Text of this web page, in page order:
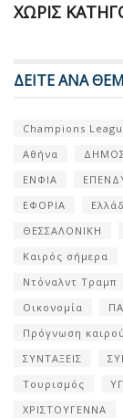
ΧΩΡΊΣ
ΔΕΙΤΕ ΑΝΑ
Champions
Αθήνα
ΕΝΦΙΑ
ΕΦΟΡΙΑ
ΘΕΣΣΑΛΟΝΙΚΗ
Καιρός σήμερα
Ντόναλντ Τραμπ
Οικονομία
Πρόγνωση καιρού
ΣΥΝΤΑΞΕΙΣ
Τουρισμός
ΧΡΙΣΤΟΥΓΕΝΝΑ